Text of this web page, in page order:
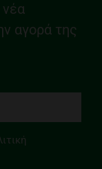
αγορά της